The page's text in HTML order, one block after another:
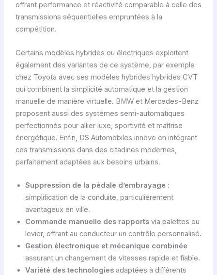
offrant performance et réactivité comparable à celle des
transmissions séquentielles empruntées à la
compétition.
Certains modèles hybrides ou électriques exploitent
également des variantes de ce système, par exemple
chez Toyota avec ses modèles hybrides hybrides CVT
qui combinent la simplicité automatique et la gestion
manuelle de manière virtuelle. BMW et Mercedes-Benz
proposent aussi des systèmes semi-automatiques
perfectionnés pour allier luxe, sportivité et maîtrise
énergétique. Enfin, DS Automobiles innove en intégrant
ces transmissions dans des citadines modernes,
parfaitement adaptées aux besoins urbains.
Suppression de la pédale d’embrayage :
simplification de la conduite, particulièrement
avantageux en ville.
Commande manuelle des rapportsvia palettes ou
levier, offrant au conducteur un contrôle personnalisé.
Gestion électronique et mécanique combinée
assurant un changement de vitesses rapide et fiable.
Variété des technologiesadaptées à différents